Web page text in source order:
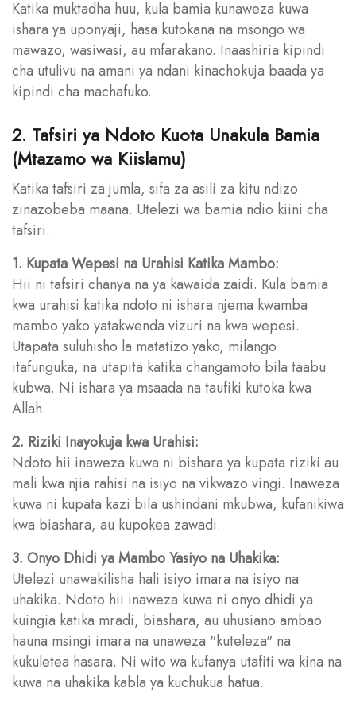
Katika muktadha huu, kula bamia kunaweza kuwa
ishara ya uponyaji, hasa kutokana na msongo wa
mawazo, wasiwasi, au mfarakano. Inaashiria kipindi
cha utulivu na amani ya ndani kinachokuja baada ya
kipindi cha machafuko.
2. Tafsiri ya Ndoto Kuota Unakula Bamia
(Mtazamo wa Kiislamu)
Katika tafsiri za jumla, sifa za asili za kitu ndizo
zinazobeba maana. Utelezi wa bamia ndio kiini cha
tafsiri.
1. Kupata Wepesi na Urahisi Katika Mambo:
Hii ni tafsiri chanya na ya kawaida zaidi. Kula bamia
kwa urahisi katika ndoto ni ishara njema kwamba
mambo yako yatakwenda vizuri na kwa wepesi.
Utapata suluhisho la matatizo yako, milango
itafunguka, na utapita katika changamoto bila taabu
kubwa. Ni ishara ya msaada na taufiki kutoka kwa
Allah.
2. Riziki Inayokuja kwa Urahisi:
Ndoto hii inaweza kuwa ni bishara ya kupata riziki au
mali kwa njia rahisi na isiyo na vikwazo vingi. Inaweza
kuwa ni kupata kazi bila ushindani mkubwa, kufanikiwa
kwa biashara, au kupokea zawadi.
3. Onyo Dhidi ya Mambo Yasiyo na Uhakika:
Utelezi unawakilisha hali isiyo imara na isiyo na
uhakika. Ndoto hii inaweza kuwa ni onyo dhidi ya
kuingia katika mradi, biashara, au uhusiano ambao
hauna msingi imara na unaweza "kuteleza" na
kukuletea hasara. Ni wito wa kufanya utafiti wa kina na
kuwa na uhakika kabla ya kuchukua hatua.